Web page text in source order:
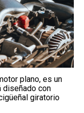
plano, es un
diseñado con
giratorio